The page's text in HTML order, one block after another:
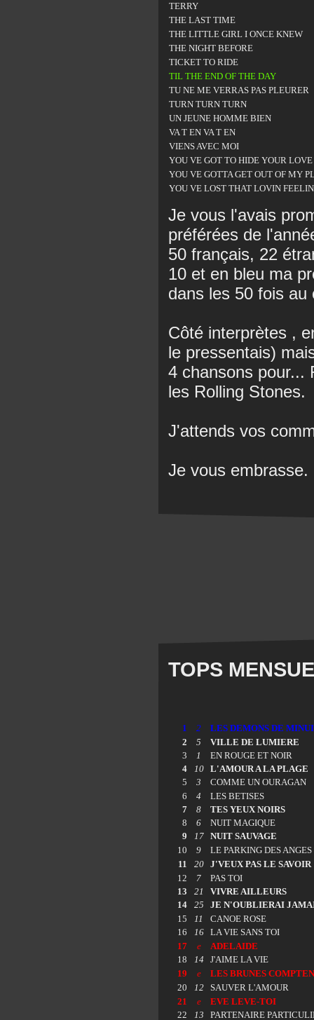
TERRY
THE LAST TIME
THE LITTLE GIRL I ONCE KNEW
THE NIGHT BEFORE
TICKET TO RIDE
TIL THE END OF THE DAY
TU NE ME VERRAS PAS PLEURER
TURN TURN TURN
UN JEUNE HOMME BIEN
VA T EN VA T EN
VIENS AVEC MOI
YOU VE GOT TO HIDE YOUR LOVE
YOU VE GOTTA GET OUT OF MY
YOU VE LOST THAT LOVIN
Je vous l'avais
préférées de
50 français, 22
10 et en bleu ma
dans les 50 fois
Côté interprètes ,
le pressentais)
4 chansons pour...
les Rolling Stones.
J'attends vos
Je vous embrasse.
TOPS
1 2
LES DEMONS DE
2
5
VILLE DE LUMIERE
3
1
EN ROUGE ET NOIR
4
10
L'AMOUR A LA PLAGE
5
3
COMME UN OURAGAN
6
4
LES BETISES
7
8
TES YEUX NOIRS
8
6
NUIT MAGIQUE
9
17
NUIT SAUVAGE
10
9
LE PARKING DES ANGES
11
20
J'VEUX PAS LE SAVOIR
12
7
PAS TOI
13
21
VIVRE AILLEURS
14
25
JE N'OUBLIERAI
15
11
CANOE ROSE
16
16
LA VIE SANS TOI
17
e
ADELAIDE
18
14
J'AIME LA VIE
19
e
LES BRUNES
20
12
SAUVER L'AMOUR
21
e
EVE LEVE-TOI
22
13 PARTENAIRE